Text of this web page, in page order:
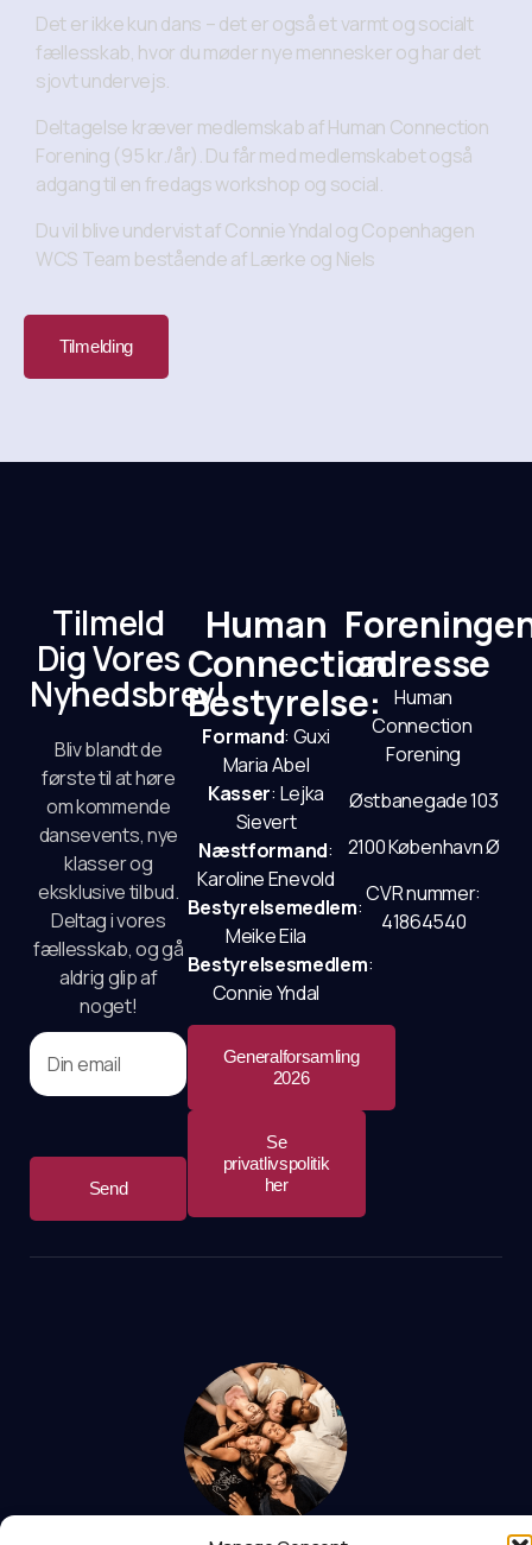
Det er ikke kun dans – det er også et varmt og socialt
fællesskab, hvor du møder nye mennesker og har det
sjovt undervejs.
Deltagelse kræver medlemskab afHuman Connection
Forening (95 kr./år). Du får med medlemskabet også
adgang til en fredags workshop og social.
Du vil blive undervist af Connie Yndal og Copenhagen
WCS Team bestående af Lærke og Niels
Tilmelding
Tilmeld
Dig Vores
Nyhedsbrev!
Bliv blandt de
første til at høre
om kommende
dansevents, nye
klasser og
eksklusive tilbud.
Deltag i vores
fællesskab, og gå
aldrig glip af
noget!
Send
Human
Connection
Bestyrelse:
Formand: Guxi
Maria Abel
Kasser: Lejka
Sievert
Næstformand:
Karoline Enevold
Bestyrelsemedlem:
Meike Eila
Bestyrelsesmedlem:
Connie Yndal
Generalforsamling
2026
Se
privatlivspolitik
her
adresse
Human
Connection
Forening
Østbanegade 103
2100 København Ø
CVR nummer:
41864540